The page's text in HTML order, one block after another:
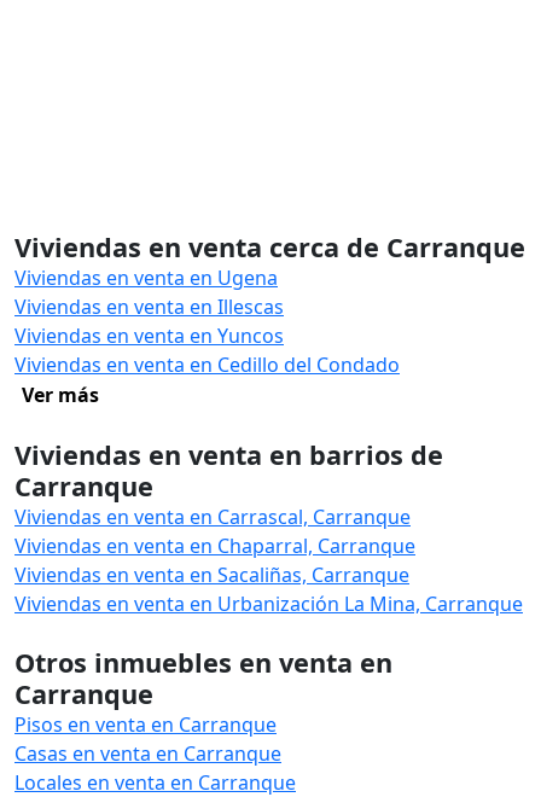
Viviendas en venta cerca de Carranque
Viviendas en venta en Ugena
Viviendas en venta en Illescas
Viviendas en venta en Yuncos
Viviendas en venta en Cedillo del Condado
Ver más
Viviendas en venta en barrios de
Carranque
Viviendas en venta en Carrascal, Carranque
Viviendas en venta en Chaparral, Carranque
Viviendas en venta en Sacaliñas, Carranque
Viviendas en venta en Urbanización La Mina, Carranque
Otros inmuebles en venta en
Carranque
Pisos en venta en Carranque
Casas en venta en Carranque
Locales en venta en Carranque